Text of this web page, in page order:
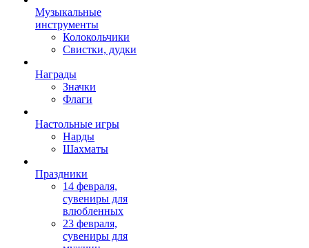
Музыкальные
инструменты
Колокольчики
Свистки, дудки
Награды
Значки
Флаги
Настольные игры
Нарды
Шахматы
Праздники
14 февраля,
сувениры для
влюбленных
23 февраля,
сувениры для